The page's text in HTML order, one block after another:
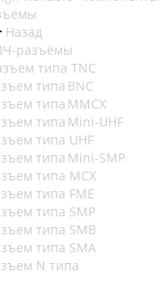
Назад
разъёмы
типа TNC
типа BNC
типа MMCX
типа Mini-UHF
типа UHF
типа Mini-SMP
типа MCX
типа FME
типа SMP
типа SMB
типа SMA
N типа